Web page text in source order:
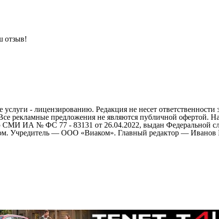
отзыв!
- лицензированию. Редакция не несет
рекламные предложения не являются публичной офертой.
СМИ ИА № ФС 77 - 83131 от 26.04.2022, выдан Федеральной
Учредитель — ООО «Виаком». Главный редактор — Иванов